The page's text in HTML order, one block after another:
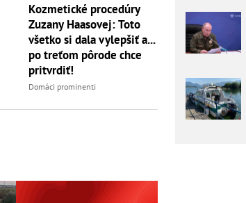
Kozmetické procedúry
Zuzany Haasovej: Toto
všetko si dala vylepšiť a...
po treťom pôrode chce
pritvrdiť!
Domáci prominenti